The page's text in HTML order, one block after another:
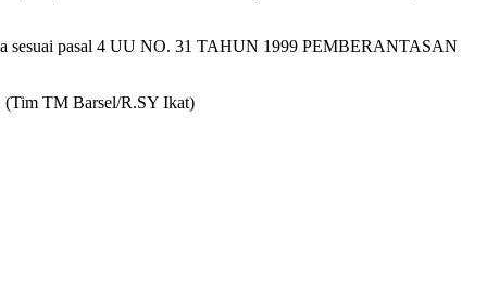
sesuai pasal 4 UU NO. 31 TAHUN 1999 PEMBERANTASAN
(Tim TM Barsel/R.SY Ikat)